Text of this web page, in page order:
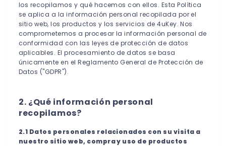
los recopilamos y qué hacemos con ellos. Esta Política
se aplica a la información personal recopilada por el
sitio web, los productos y los servicios de 4uKey. Nos
comprometemos a procesar la información personal de
conformidad con las leyes de protección de datos
aplicables. El procesamiento de datos se basa
únicamente en el Reglamento General de Protección de
Datos ("GDPR").
2. ¿Qué información personal
recopilamos?
2.1 Datos personales relacionados con su visita a
nuestro sitio web, compra y uso de productos